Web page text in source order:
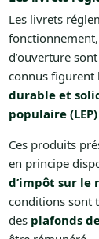
Les livrets
d’ouverture
connus figurent
durable et
populaire (LEP)
Ces produits
en principe
d’impôt sur le
conditions sont
des plafonds